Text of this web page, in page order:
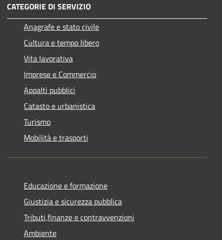
CATEGORIE DI SERVIZIO
Anagrafe e stato civile
Cultura e tempo libero
Vita lavorativa
Imprese e Commercio
Appalti pubblici
Catasto e urbanistica
Turismo
Mobilità e trasporti
Educazione e formazione
Giustizia e sicurezza pubblica
Tributi,finanze e contravvenzioni
Ambiente